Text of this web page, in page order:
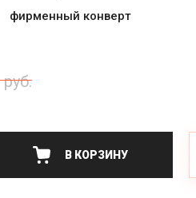
фирменный конверт
руб.
В КОРЗИНУ